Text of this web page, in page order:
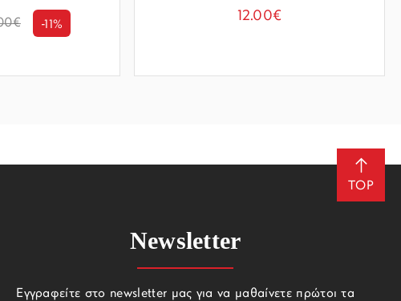
-11%
12.00€
TOP
Newsletter
Εγγραφείτε στο newsletter μας για να μαθαίνετε πρώτοι τα